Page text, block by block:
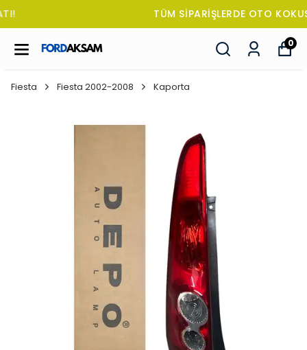
TÜM SİPARİŞLERDE OTO KOKUSU HEDİYE!
0
Fiesta Fiesta 2002-2008 Kaporta